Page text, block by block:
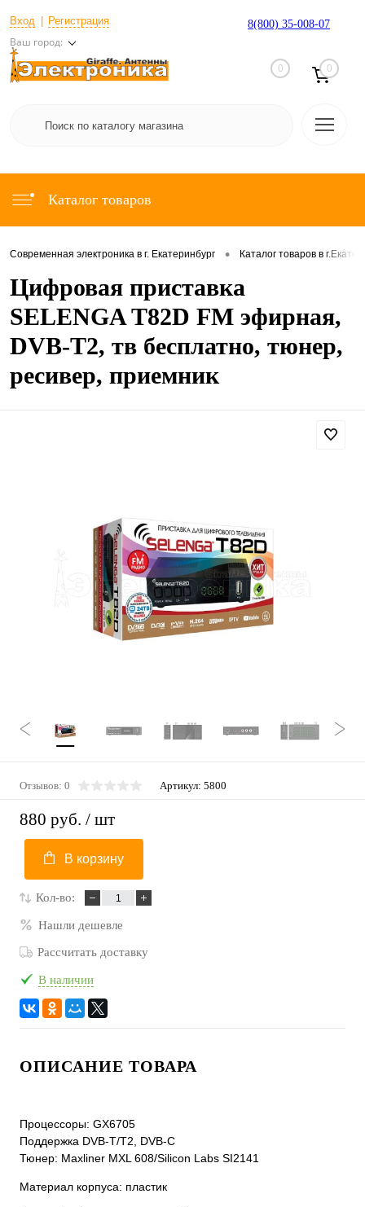
Вход Регистрация
Ваш город:
8(800) 35-008-07
0 0
Каталог товаров
Современная электроника в г. Екатеринбург • Каталог товаров в
Цифровая приставка
SELENGA T82D FM эфирная,
DVB-T2, тв бесплатно, тюнер,
ресивер, приемник
Отзывов: 0 Артикул: 5800
880 руб. / шт
В корзину
Кол-во:
Нашли дешевле
Рассчитать доставку
В наличии
ОПИСАНИЕ ТОВАРА
Процессоры: GX6705
Поддержка DVB-T/T2, DVB-C
Тюнер: Maxliner MXL 608/Silicon Labs SI2141
Материал корпуса: пластик